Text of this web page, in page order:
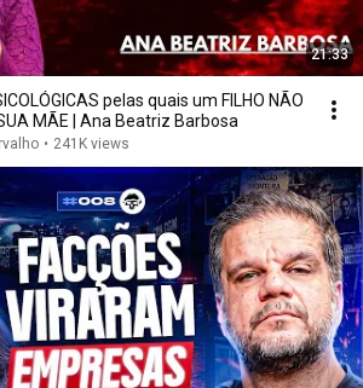
21:33
pelas quais um FILHO NÃO
MÃE | Ana Beatriz Barbosa
• 241K views